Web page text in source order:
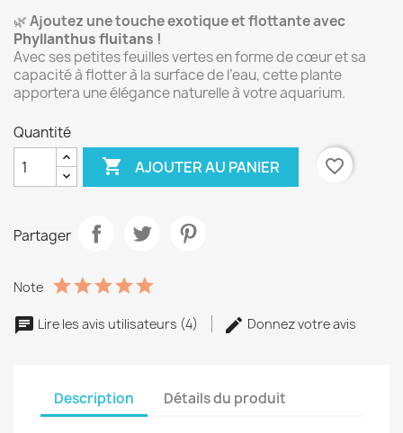
🌿Ajoutez une touche exotique et flottante avec
Phyllanthus fluitans !
Avec ses petites feuilles vertes en forme de cœur et sa
capacité à flotter à la surface de l’eau, cette plante
apportera une élégance naturelle à votre aquarium.
Quantité
 AJOUTER AU PANIER favorite_border
Partager
Note
Lire les avis utilisateurs (4) Donnez votre avis
Description Détails du produit